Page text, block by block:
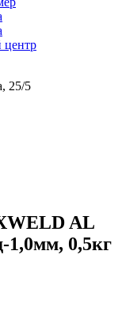
центр
25/5
AL
0,5кг